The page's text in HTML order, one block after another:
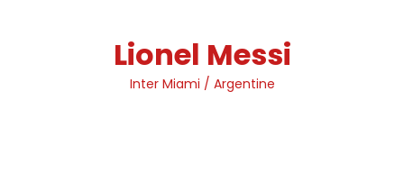
Lionel Messi
Inter Miami / Argentine